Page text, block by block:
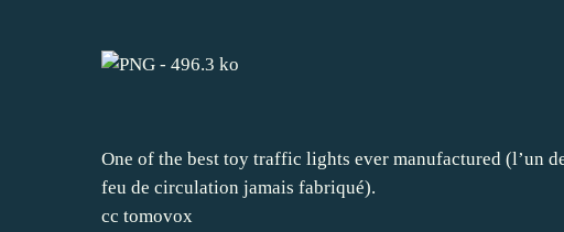
One of the best toy traffic lights ever manufactured (l’un
feu de circulation jamais fabriqué).
cc tomovox